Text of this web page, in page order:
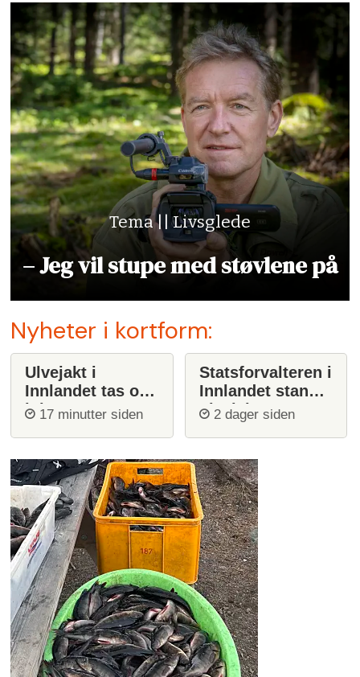
Tema || Livsglede
– Jeg vil stupe med støvlene på
Nyheter i kortform:
Ulvejakt i
Innlandet tas opp
igjen
17 minutter siden
Statsforvalteren i
Innlandet stanser
ulvejakt
2 dager siden